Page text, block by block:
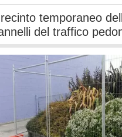
temporaneo
del traffico